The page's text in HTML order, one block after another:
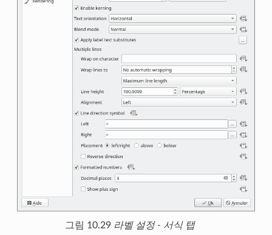
그림 10.29 라벨 설정 - 서식 탭